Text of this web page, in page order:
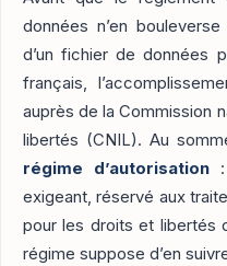
données n’en
d’un fichier de données
français,
auprès de la Commission
libertés (CNIL). Au
régime d’autorisation:
exigeant, réservé aux
pour les droits et libertés
régime suppose d’en